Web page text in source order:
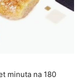
minuta na 180